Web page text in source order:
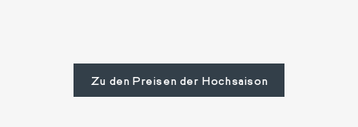
Zu den Preisen der Hochsaison